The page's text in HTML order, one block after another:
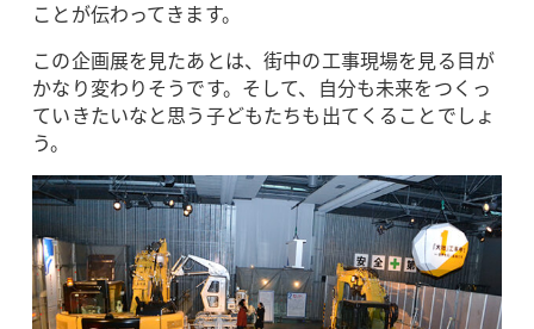
ことが伝わってきます。
この企画展を見たあとは、街中の工事現場を見る目が
かなり変わりそうです。そして、自分も未来をつくっ
ていきたいなと思う子どもたちも出てくることでしょ
う。